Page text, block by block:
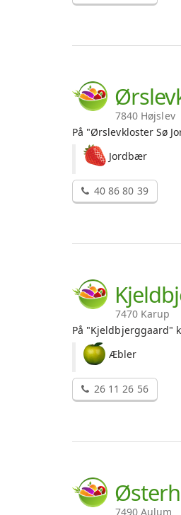
7840 Højslev
På "Ørslevkloster Sø
Jordbær
40 86 80 39
7470 Karup
På "Kjeldbjerggaard"
Æbler
26 11 26 56
7490 Aulum